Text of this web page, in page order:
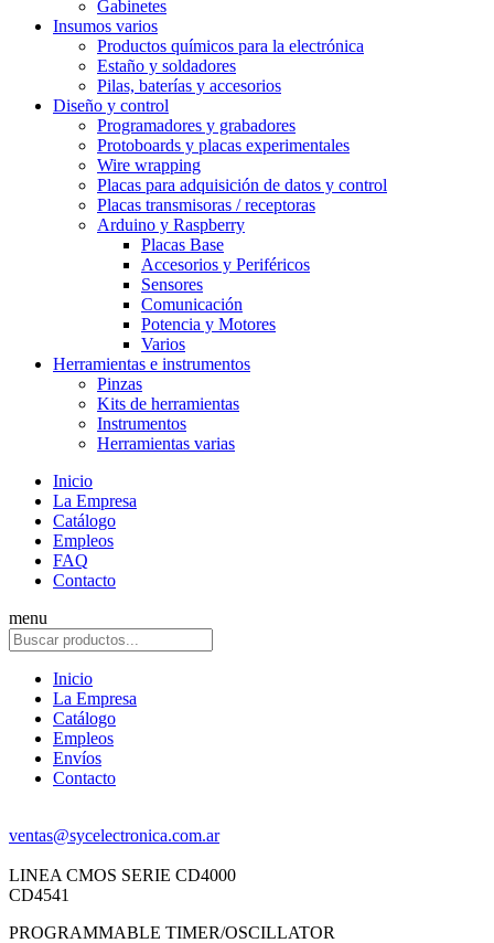
Gabinetes
Insumos varios
Productos químicos para la electrónica
Estaño y soldadores
Pilas, baterías y accesorios
Diseño y control
Programadores y grabadores
Protoboards y placas experimentales
Wire wrapping
Placas para adquisición de datos y control
Placas transmisoras / receptoras
Arduino y Raspberry
Placas Base
Accesorios y Periféricos
Sensores
Comunicación
Potencia y Motores
Varios
Herramientas e instrumentos
Pinzas
Kits de herramientas
Instrumentos
Herramientas varias
Inicio
La Empresa
Catálogo
Empleos
FAQ
Contacto
menu
Inicio
La Empresa
Catálogo
Empleos
Envíos
Contacto
ventas@sycelectronica.com.ar
LINEA CMOS SERIE CD4000
CD4541
PROGRAMMABLE TIMER/OSCILLATOR